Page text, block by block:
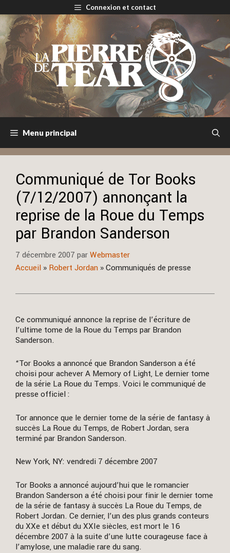
au
contenu
Connexion et contact
Menu principal
Communiqué de Tor Books
(7/12/2007) annonçant la
reprise de la Roue du Temps
par Brandon Sanderson
7 décembre 2007 parWebmaster
Accueil » Robert Jordan »Communiqués de presse
Ce communiqué annonce la reprise de l’écriture de
l’ultime tome de la Roue du Temps par Brandon
Sanderson.
“Tor Books a annoncé que Brandon Sanderson a été
choisi pour achever A Memory of Light, Le dernier tome
de la série La Roue du Temps. Voici le communiqué de
presse officiel :
Tor annonce que le dernier tome de la série de fantasy à
succès La Roue du Temps, de Robert Jordan, sera
terminé par Brandon Sanderson.
New York, NY: vendredi 7 décembre 2007
Tor Books a annoncé aujourd’hui que le romancier
Brandon Sanderson a été choisi pour finir le dernier tome
de la série de fantasy à succès La Roue du Temps, de
Robert Jordan. Ce dernier, l’un des plus grands conteurs
du XXe et début du XXIe siècles, est mort le 16
décembre 2007 à la suite d’une lutte courageuse face à
l’amylose, une maladie rare du sang.